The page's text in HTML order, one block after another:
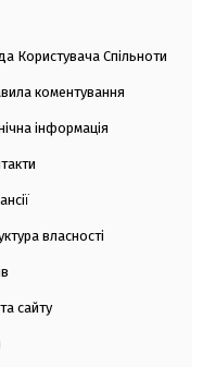
Користувача Спільноти
коментування
інформація
власності
сайту